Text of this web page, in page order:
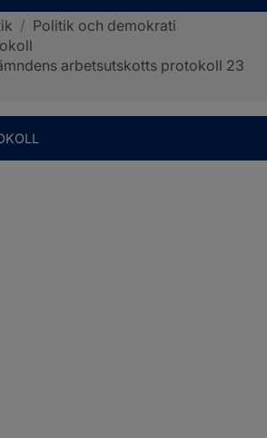
/ Politik och demokrati
arbetsutskotts protokoll 23